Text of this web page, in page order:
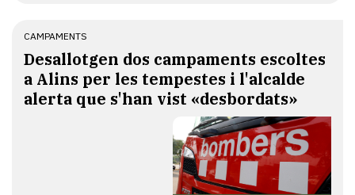
CAMPAMENTS
​Desallotgen dos campaments escoltes
a Alins per les tempestes i l'alcalde
alerta que s'han vist «desbordats»